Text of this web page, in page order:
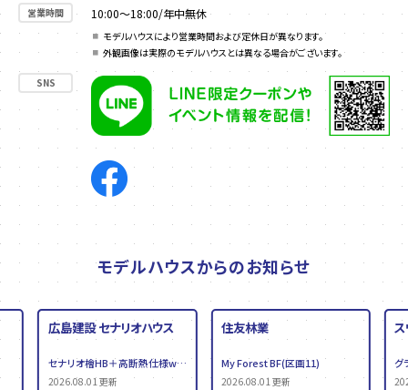
営業時間 10:00〜18:00/年中無休
モデルハウスにより営業時間および定休日が異なります。
外観画像は実際のモデルハウスとは異なる場合がございます。
SNS
モデルハウスからのお知らせ
広島建設 セナリオハウス
セナリオ檜HB＋高断熱仕様warm vita plus(区画7)
2026.08.01 更新
住友林業
My Forest BF(区画11)
2026.08.01 更新
グ